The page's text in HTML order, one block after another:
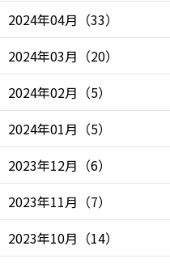
2024年04月 （33）
2024年03月 （20）
2024年02月 （5）
2024年01月 （5）
2023年12月 （6）
2023年11月 （7）
2023年10月 （14）